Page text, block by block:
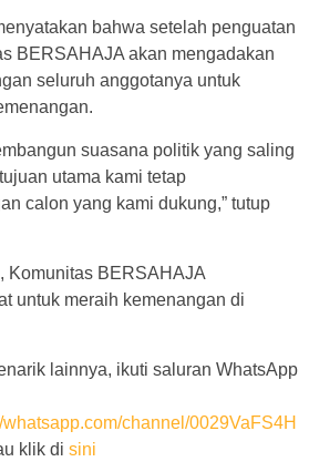
bahwa setelah penguatan
BERSAHAJA akan mengadakan
seluruh anggotanya untuk
suasana politik yang saling
utama kami tetap
calon yang kami dukung,” tutup
Komunitas BERSAHAJA
untuk meraih kemenangan di
lainnya, ikuti saluran WhatsApp
whatsapp.com/channel/0029VaFS4H
klik di sini